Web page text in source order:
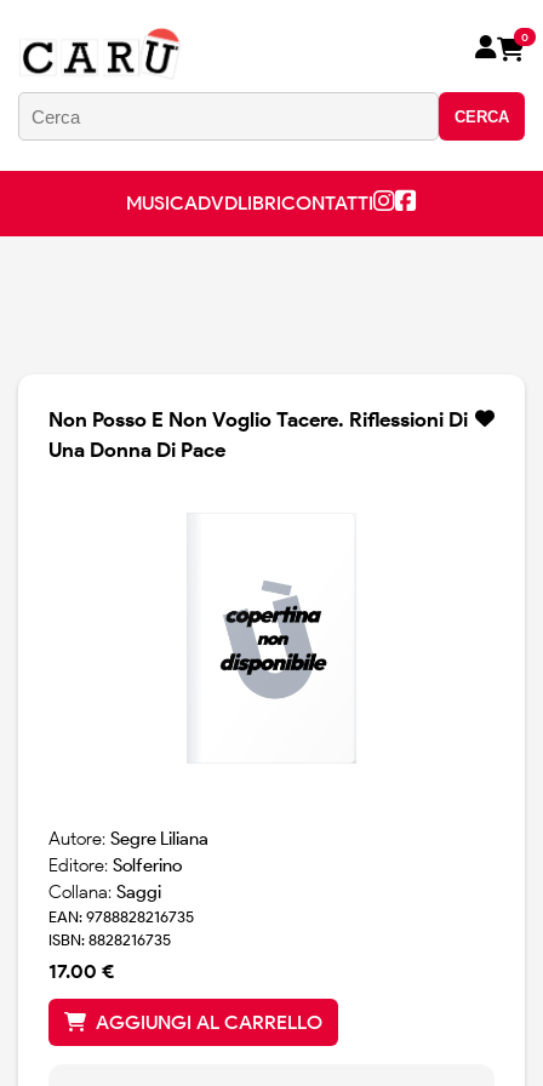
CERCA
0
MUSICADVDLIBRICONTATTI
Non Posso E Non Voglio Tacere. Riflessioni Di
Una Donna Di Pace
Autore: Segre Liliana
Editore: Solferino
Collana: Saggi
EAN: 9788828216735
ISBN: 8828216735
17.00 €
AGGIUNGI AL CARRELLO